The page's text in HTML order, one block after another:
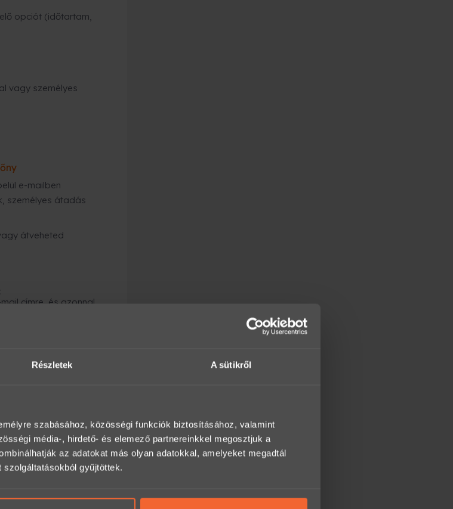
Részletek A sütikről
szabásához, közösségi funkciók biztosításához, valamint
média-, hirdető- és elemező partnereinkkel megosztjuk a
az adatokat más olyan adatokkal, amelyeket megadtál
gyűjtöttek.
opciót (időtartam,
vagy személyes
e-mailben
személyes átadás
átveheted
:
címre, és azonnal
igénybe vehető.